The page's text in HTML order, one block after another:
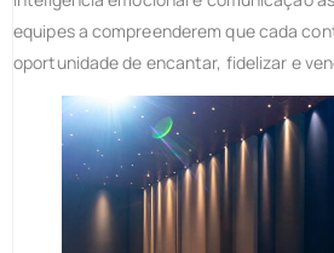
equipes a compreenderem que cada
oportunidade de encantar, fidelizar e